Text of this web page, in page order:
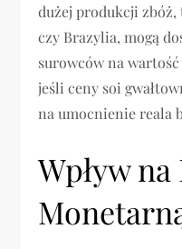
dużej produkcji
czy Brazylia, mogą
surowców na
jeśli ceny soi
na umocnienie reala
Wpływ